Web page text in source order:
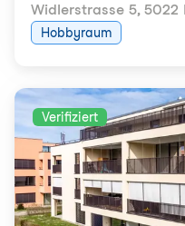
Widlerstrasse 5, 5022
Hobbyraum
Verifiziert